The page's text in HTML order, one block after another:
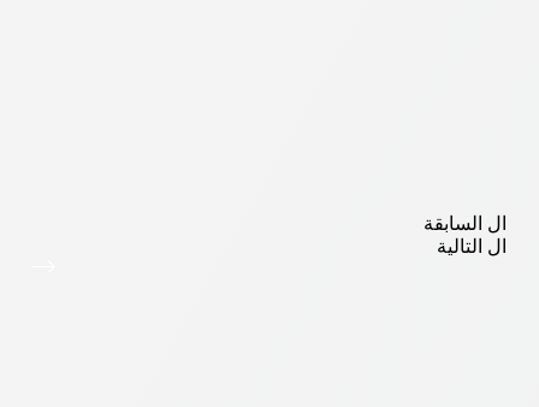
ال السابقة
ال التالية